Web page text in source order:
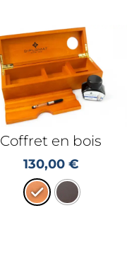
Coffret en bois
130,00 €